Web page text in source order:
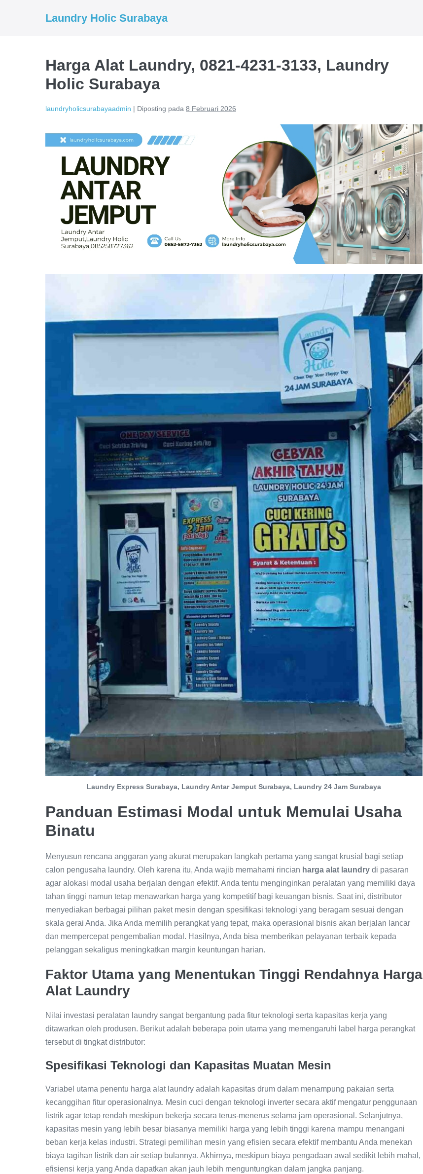
Laundry Holic Surabaya
Harga Alat Laundry, 0821-4231-3133, Laundry
Holic Surabaya
laundryholicsurabayaadmin | Diposting pada 8 Februari 2026
Laundry Express Surabaya, Laundry Antar Jemput Surabaya, Laundry 24 Jam Surabaya
Panduan Estimasi Modal untuk Memulai Usaha
Binatu
Menyusun rencana anggaran yang akurat merupakan langkah pertama yang sangat krusial bagi setiap
calon pengusaha laundry. Oleh karena itu, Anda wajib memahami rincian harga alat laundry di pasaran
agar alokasi modal usaha berjalan dengan efektif. Anda tentu menginginkan peralatan yang memiliki daya
tahan tinggi namun tetap menawarkan harga yang kompetitif bagi keuangan bisnis. Saat ini, distributor
menyediakan berbagai pilihan paket mesin dengan spesifikasi teknologi yang beragam sesuai dengan
skala gerai Anda. Jika Anda memilih perangkat yang tepat, maka operasional bisnis akan berjalan lancar
dan mempercepat pengembalian modal. Hasilnya, Anda bisa memberikan pelayanan terbaik kepada
pelanggan sekaligus meningkatkan margin keuntungan harian.
Faktor Utama yang Menentukan Tinggi Rendahnya Harga
Alat Laundry
Nilai investasi peralatan laundry sangat bergantung pada fitur teknologi serta kapasitas kerja yang
ditawarkan oleh produsen. Berikut adalah beberapa poin utama yang memengaruhi label harga perangkat
tersebut di tingkat distributor:
Spesifikasi Teknologi dan Kapasitas Muatan Mesin
Variabel utama penentu harga alat laundry adalah kapasitas drum dalam menampung pakaian serta
kecanggihan fitur operasionalnya. Mesin cuci dengan teknologi inverter secara aktif mengatur penggunaan
listrik agar tetap rendah meskipun bekerja secara terus-menerus selama jam operasional. Selanjutnya,
kapasitas mesin yang lebih besar biasanya memiliki harga yang lebih tinggi karena mampu menangani
beban kerja kelas industri. Strategi pemilihan mesin yang efisien secara efektif membantu Anda menekan
biaya tagihan listrik dan air setiap bulannya. Akhirnya, meskipun biaya pengadaan awal sedikit lebih mahal,
efisiensi kerja yang Anda dapatkan akan jauh lebih menguntungkan dalam jangka panjang.